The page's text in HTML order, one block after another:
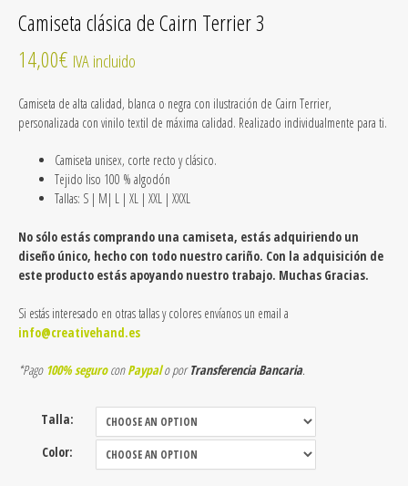
Camiseta clásica de Cairn Terrier 3
14,00€ IVA incluido
Camiseta de alta calidad, blanca o negra con ilustración de Cairn Terrier,
personalizada con vinilo textil de máxima calidad. Realizado individualmente para ti.
Camiseta unisex, corte recto y clásico.
Tejido liso 100 % algodón
Tallas: S | M| L | XL | XXL | XXXL
No sólo estás comprando una camiseta, estás adquiriendo un
diseño único, hecho con todo nuestro cariño. Con la adquisición de
este producto estás apoyando nuestro trabajo. Muchas Gracias.
Si estás interesado en otras tallas y colores envíanos un email a
info@creativehand.es
*Pago 100% seguroconPaypalo porTransferencia Bancaria.
Talla:
Color: